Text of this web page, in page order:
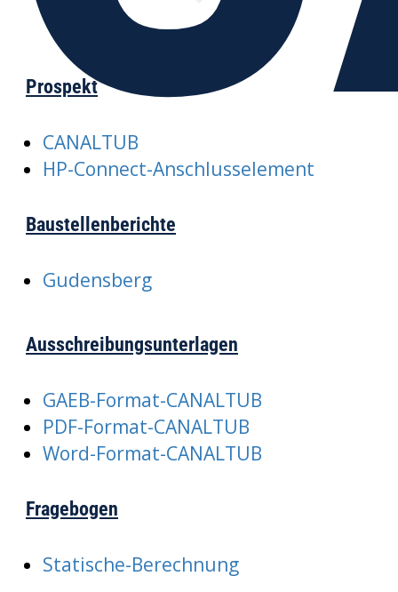
Prospekt
CANALTUB
HP-Connect-Anschlusselement
Baustellenberichte
Gudensberg
Ausschreibungsunterlagen
GAEB-Format-CANALTUB
PDF-Format-CANALTUB
Word-Format-CANALTUB
Fragebogen
Statische-Berechnung